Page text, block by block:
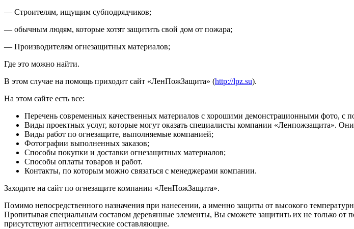
— Строителям, ищущим субподрядчиков;
— обычным людям, которые хотят защитить свой дом от пожара;
— Производителям огнезащитных материалов;
Где это можно найти.
В этом случае на помощь приходит сайт «ЛенПожЗащита» (http://lpz.su).
На этом сайте есть все:
Перечень современных качественных материалов с хорошими демонстрационными фото, с
Виды проектных услуг, которые могут оказать специалисты компании «Ленпожзащита».
Виды работ по огнезащите, выполняемые компанией;
Фотографии выполненных заказов;
Способы покупки и доставки огнезащитных материалов;
Способы оплаты товаров и работ.
Контакты, по которым можно связаться с менеджерами компании.
Заходите на сайт по огнезащите компании «ЛенПожЗащита».
Помимо непосредственного назначения при нанесении, а именно защиты от высокого
Пропитывая специальным составом деревянные элементы, Вы сможете защитить их не только от
присутствуют антисептические составляющие.